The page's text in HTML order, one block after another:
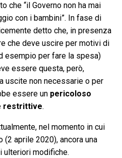
che “il Governo non ha mai
con i bambini”. In fase di
detto che, in presenza
che deve uscire per motivi di
esempio per fare la spesa)
essere questa, però,
uscite non necessarie o per
essere un pericoloso
restrittive.
nel momento in cui
aprile 2020), ancora una
ulteriori modifiche.